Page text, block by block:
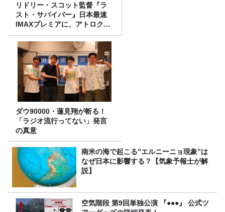
リドリー・スコット監督『ラ
スト・サバイバー』日本最速
IMAXプレミアに、アトロクリ
スナー60名をご招待！
ダウ90000・蓮見翔が斬る！
「ラジオ流行ってない」発言
の真意
南米の海で起こる”エルニーニョ現象”は
なぜ日本に影響する？【気象予報士が解
説】
空気階段 第9回単独公演 『●●●』 公式ツ